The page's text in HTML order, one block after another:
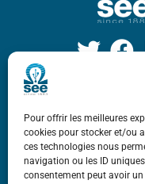
Pour offrir les meilleures
cookies pour stocker et/ou
ces technologies nous
navigation ou les ID
consentement peut avoir